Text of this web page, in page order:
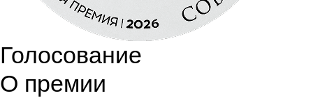
Голосование
О премии